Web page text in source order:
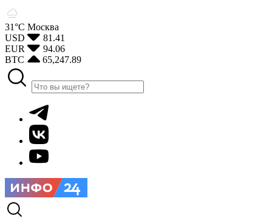
31°С Москва
USD
81.41
EUR
94.06
BTC
65,247.89